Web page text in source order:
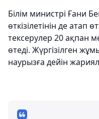
Білім министрі Ғани
өткізілетінін де атап
тексерулер 20 ақпан
өтеді. Жүргізілген
наурызға дейін